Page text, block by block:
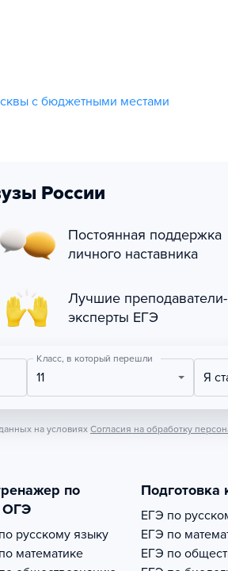
с бюджетными местами
России
Постоянная поддержка
личного наставника
Лучшие преподаватели-
эксперты ЕГЭ
Класс, в который перешли
11 Я
на условиях Согласия на обработку
по
ОГЭ
русскому языку
математике
Подготовка
ЕГЭ по
ЕГЭ по
ЕГЭ по